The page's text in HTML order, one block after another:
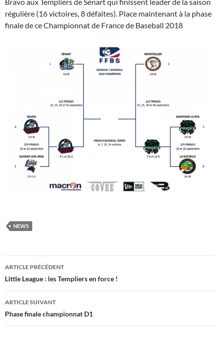
régulière (16 victoires, 8 défaites). Place maintenant à la phase
finale de ce Championnat de France de Baseball 2018
NEWS
Navigation
des
articles
ARTICLE PRÉCÉDENT
Little League : les Templiers en force !
ARTICLE SUIVANT
Phase finale championnat D1